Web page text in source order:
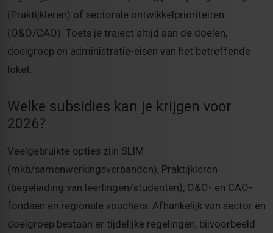
(Praktijkleren) of sectorale ontwikkelprioriteiten
(O&O/CAO). Toets je traject altijd aan de doelen,
doelgroep en administratie-eisen van het betreffende
loket.
Welke subsidies kan je krijgen voor
2026?
Veelgebruikte opties zijn SLIM
(mkb/samenwerkingsverbanden), Praktijkleren
(begeleiding van leerlingen/studenten), O&O- en CAO-
fondsen en regionale vouchers. Afhankelijk van sector en
doelgroep bestaan er tijdelijke regelingen, bijvoorbeeld